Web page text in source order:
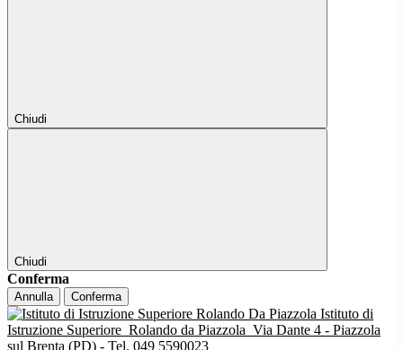
Chiudi
Chiudi
Conferma
Annulla Conferma
Istituto di
Istruzione Superiore Rolando da Piazzola Via Dante 4 - Piazzola
sul Brenta (PD) - Tel. 049 5590023